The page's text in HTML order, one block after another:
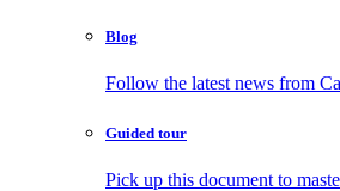
Blog
Follow the latest news from
Guided tour
Pick up this document to